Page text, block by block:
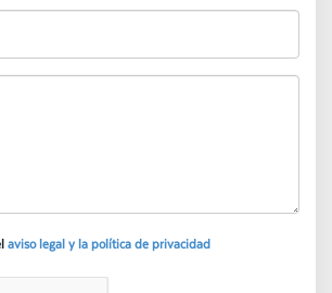
aviso legal y la política de privacidad